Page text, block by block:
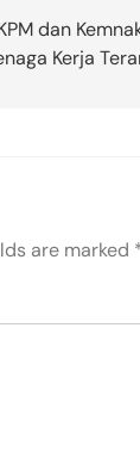
dan
Kerja
are marked